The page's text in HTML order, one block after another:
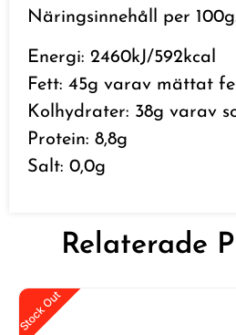
Näringsinnehåll per
Energi: 2460kJ/592kcal
Fett: 45g varav mättat
Kolhydrater: 38g varav
Protein: 8,8g
Salt: 0,0g
Relaterade
Stock Out